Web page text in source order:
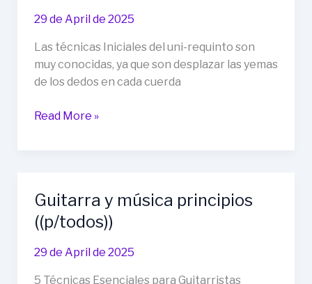
guitarra
Pro
29 de April de 2025
Las técnicas Iniciales del uni-requinto son
muy conocidas, ya que son desplazar las yemas
de los dedos en cada cuerda
Técnicas
de
la
Read More »
Guitarra y música principios
((p/todos))
29 de April de 2025
5 Técnicas Esenciales para Guitarristas